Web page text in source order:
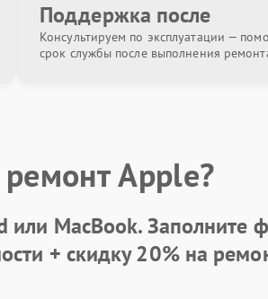
Поддержка после
Консультируем по эксплуатации —
срок службы после выполнения
Apple?
или MacBook.Заполните
+ скидку 20%на